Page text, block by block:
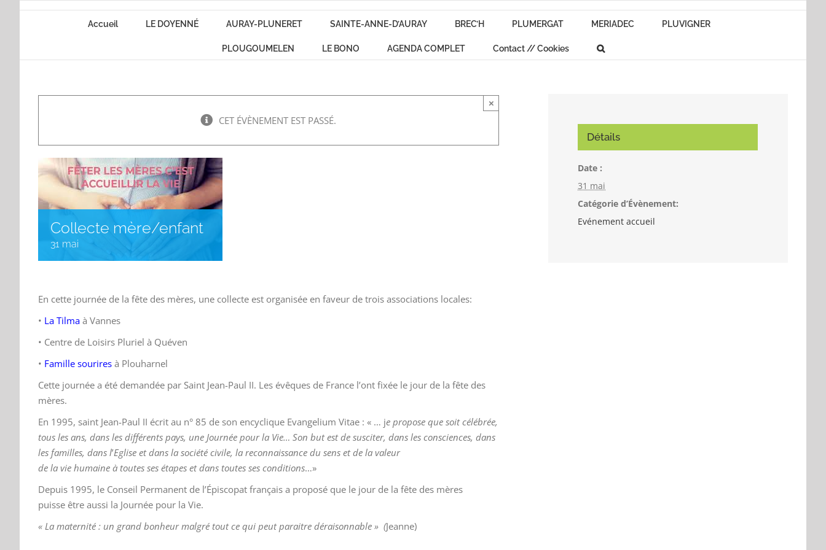
Passer
Accueil LE DOYENNÉ AURAY-PLUNERET SAINTE-ANNE-D’AURAY BREC’H PLUMERGAT MERIADEC PLUVIGNER
PLOUGOUMELEN LE BONO AGENDA COMPLET Contact // Cookies
CET ÉVÈNEMENT EST PASSÉ.
×
Collecte mère/enfant
31 mai
En cette journée de la fête des mères, une collecte est organisée en faveur de trois associations locales:
• La Tilma à Vannes
• Centre de Loisirs Pluriel à Quéven
• Famille sourires à Plouharnel
Cette journée a été demandée par Saint Jean-Paul II. Les évêques de France l’ont fixée le jour de la fête des
mères.
En 1995, saint Jean-Paul II écrit au n° 85 de son encyclique Evangelium Vitae : « … je propose que soit célébrée,
tous les ans, dans les différents pays, une Journée pourla Vie… Son but est de susciter, dans les consciences, dans
les familles, dans l’Eglise et dans la société civile, la reconnaissance du sens et de la valeur
de la vie humaine à toutes ses étapes et dans toutes ses conditions…»
Depuis 1995, le Conseil Permanent de l’Épiscopat français a proposé que le jour de la fête des mères
puisse être aussi la Journée pour la Vie.
« La maternité : un grand bonheur malgré tout ce qui peut paraitre déraisonnable » (Jeanne)
Détails
Date :
31 mai
Catégorie d’Évènement:
Evénement accueil